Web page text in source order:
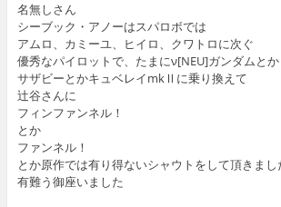
名無しさん
シーブック・アノーはスパロボでは
アムロ、カミーユ、ヒイロ、クワトロに次ぐ
優秀なパイロットで、たまにν[NEU]ガンダムとか
サザビーとかキュベレイmkⅡに乗り換えて
辻谷さんに
フィンファンネル！
とか
ファンネル！
とか原作では有り得ないシャウトをして頂きまし
有難う御座いました